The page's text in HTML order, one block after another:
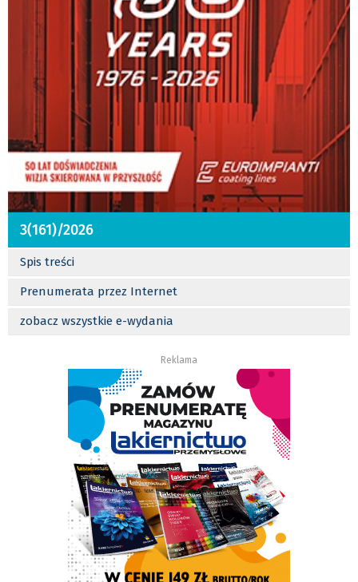
3(161)/2026
Spis treści
Prenumerata przez Internet
zobacz wszystkie e-wydania
Reklama